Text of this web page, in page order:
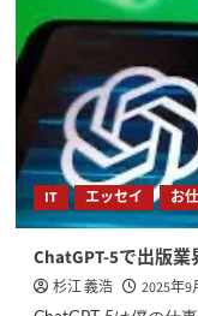
IT エッセイ お
ChatGPT-5で出版
杉江 義浩 2025年9